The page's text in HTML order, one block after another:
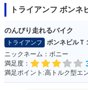
T120 BLACK・カラ
ーチェンジ
ジ
トライアンフ ボン
のんびり走れるバイク
トライアンフ
ボンネビルＴ
ニックネーム：ボニー
満足度：
満足ポイント:高トルク型エ